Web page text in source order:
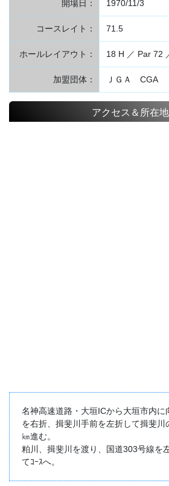
開場日： 1970/11/3
コースレイト： 71.5
ホールレイアウト： 18 H ／ Par 72
加盟団体： ＪＧＡ CGA
アクセス＆所在
名神高速道路・大垣ICから大垣市内に
を右折、揖斐川手前を左折して揖斐
㎞進む。
粕川、揖斐川を渡り、国道303号線を
てｺｰｽへ。